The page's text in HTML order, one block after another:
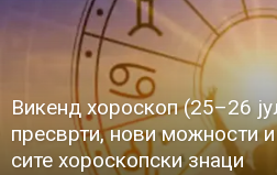
Викенд хороскоп (25–26
пресврти, нови можности
сите хороскопски знаци